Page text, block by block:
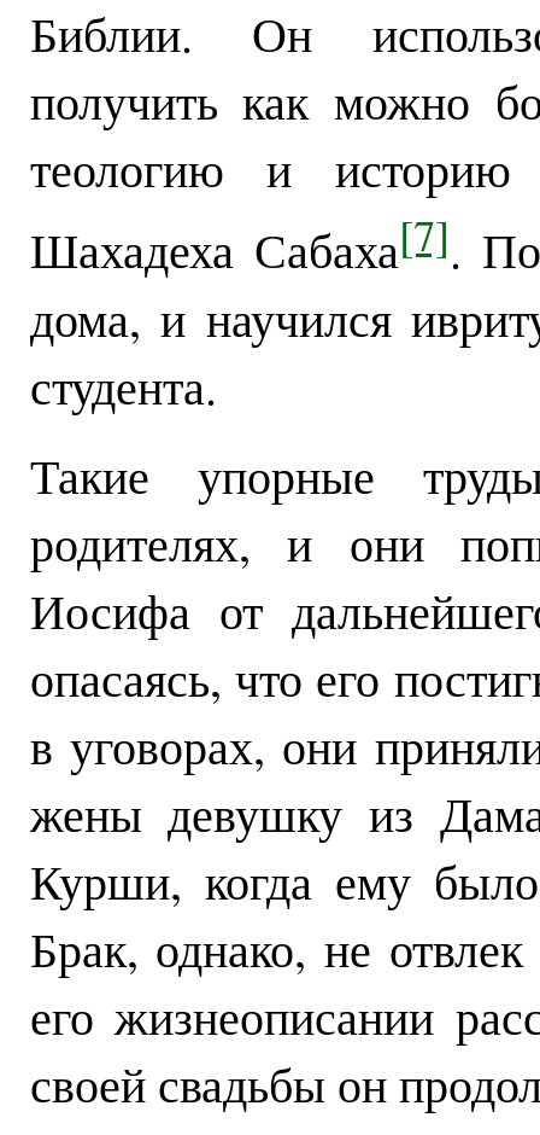
Библии. Он
получить как можно
теологию и историю
Шахадеха Сабаха[7].
дома, и научился
студента.
Такие упорные
родителях, и они
Иосифа от
опасаясь, что его
в уговорах, они
жены девушку из
Курши, когда ему
Брак, однако, не
его жизнеописании
своей свадьбы он